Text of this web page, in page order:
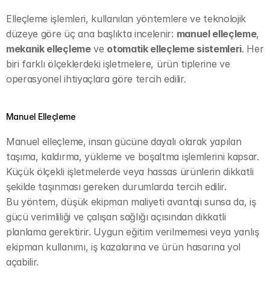
Elleçleme işlemleri, kullanılan yöntemlere ve teknolojik
düzeye göre üç ana başlıkta incelenir: manuel elleçleme
mekanik elleçleme ve otomatik elleçleme sistemleri. Her
biri farklı ölçeklerdeki işletmelere, ürün tiplerine ve
operasyonel ihtiyaçlara göre tercih edilir.
Manuel Elleçleme
Manuel elleçleme, insan gücüne dayalı olarak yapılan
taşıma, kaldırma, yükleme ve boşaltma işlemlerini kapsar.
Küçük ölçekli işletmelerde veya hassas ürünlerin dikkatli
şekilde taşınması gereken durumlarda tercih edilir.
Bu yöntem, düşük ekipman maliyeti avantajı sunsa da, iş
gücü verimliliği ve çalışan sağlığı açısından dikkatli
planlama gerektirir. Uygun eğitim verilmemesi veya yanlış
ekipman kullanımı, iş kazalarına ve ürün hasarına yol
açabilir.